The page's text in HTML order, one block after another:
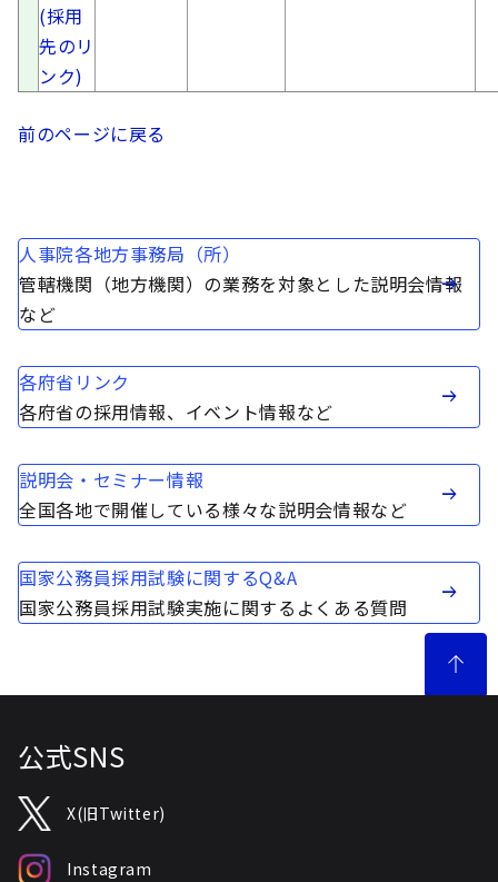
(採用
先のリ
ンク)
前のページに戻る
人事院各地方事務局（所）
管轄機関（地方機関）の業務を対象とした説明会情報
など
各府省リンク
各府省の採用情報、イベント情報など
説明会・セミナー情報
全国各地で開催している様々な説明会情報など
国家公務員採用試験に関するQ&A
国家公務員採用試験実施に関するよくある質問
公式SNS
X(旧Twitter)
Instagram